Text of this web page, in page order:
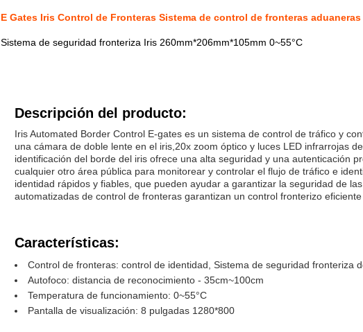
E Gates Iris Control de Fronteras Sistema de control de fronteras aduaneras
Sistema de seguridad fronteriza Iris 260mm*206mm*105mm 0~55°C
Descripción del producto:
Iris Automated Border Control E-gates es un sistema de control de tráfico y
una cámara de doble lente en el iris,20x zoom óptico y luces LED infrarrojas
identificación del borde del iris ofrece una alta seguridad y una autenticación
cualquier otro área pública para monitorear y controlar el flujo de tráfico e
identidad rápidos y fiables, que pueden ayudar a garantizar la seguridad de
automatizadas de control de fronteras garantizan un control fronterizo eficiente
Características:
Control de fronteras: control de identidad, Sistema de seguridad fronteriza
Autofoco: distancia de reconocimiento - 35cm~100cm
Temperatura de funcionamiento: 0~55°C
Pantalla de visualización: 8 pulgadas 1280*800